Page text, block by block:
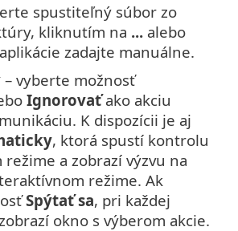
spustiteľný súbor zo
kliknutím na ... alebo
zadajte manuálne.
– vyberte možnosť
Ignorovaťako akciu
K dispozícii je aj
, ktorá spustí kontrolu
a zobrazí výzvu na
režime. Ak
Spýtať sa, pri každej
okno s výberom akcie.